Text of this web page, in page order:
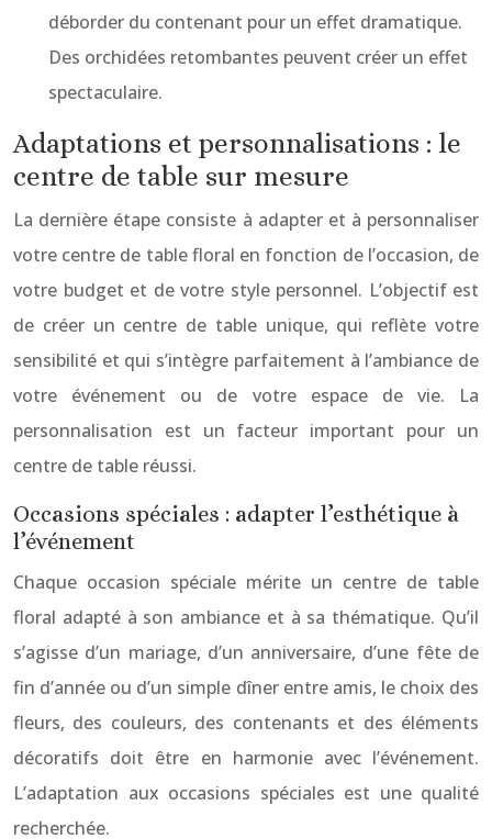
déborder du contenant pour un effet dramatique.
Des orchidées retombantes peuvent créer un effet
spectaculaire.
Adaptations et personnalisations : le
centre de table sur mesure
La dernière étape consiste à adapter et à personnaliser
votre centre de table floral en fonction de l’occasion, de
votre budget et de votre style personnel. L’objectif est
de créer un centre de table unique, qui reflète votre
sensibilité et qui s’intègre parfaitement à l’ambiance de
votre événement ou de votre espace de vie. La
personnalisation est un facteur important pour un
centre de table réussi.
Occasions spéciales : adapter l’esthétique à
l’événement
Chaque occasion spéciale mérite un centre de table
floral adapté à son ambiance et à sa thématique. Qu’il
s’agisse d’un mariage, d’un anniversaire, d’une fête de
fin d’année ou d’un simple dîner entre amis, le choix des
fleurs, des couleurs, des contenants et des éléments
décoratifs doit être en harmonie avec l’événement.
L’adaptation aux occasions spéciales est une qualité
recherchée.